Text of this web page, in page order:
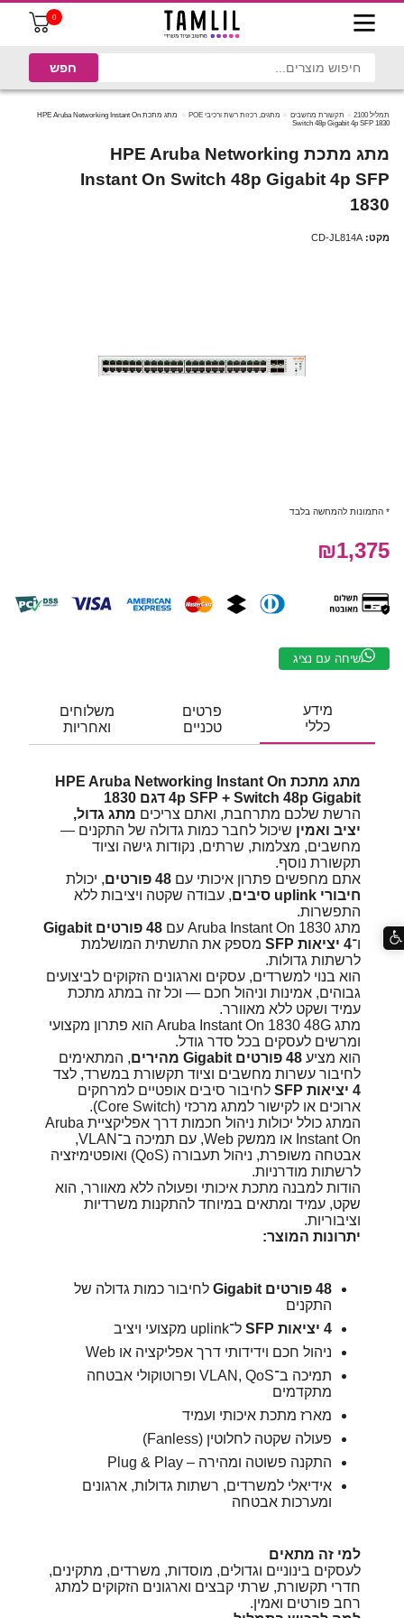
0
תמליל 2100 תקשורת מחשבים מתגים, רכזות רשת ורכיבי POE
מתג מתכת HPE Aruba Networking Instant On
Switch 48p Gigabit 4p SFP 1830
מתג מתכת HPE Aruba Networking
Instant On Switch 48p Gigabit 4p SFP
1830
מקט: CD-JL814A
* התמונות להמחשה בלבד
₪1,375
שיחה עם נציג
מידע
כללי
פרטים
טכניים
משלוחים
ואחריות
מתג מתכת HPE Aruba Networking Instant On
Switch 48p Gigabit + ‏4p SFP דגם 1830
הרשת שלכם מתרחבת, ואתם צריכים מתג גדול,
יציב ואמין שיכול לחבר כמות גדולה של התקנים —
מחשבים, מצלמות, שרתים, נקודות גישה וציוד
תקשורת נוסף.
אתם מחפשים פתרון איכותי עם 48 פורטים
, יכולת
חיבורי uplink סיבים
, עבודה שקטה ויציבות ללא
התפשרות.
מתג Aruba Instant On 1830 עם
48 פורטים Gigabit
ו־4 יציאות SFP
מספק את התשתית המושלמת
לרשתות גדולות.
הוא בנוי למשרדים, עסקים וארגונים הזקוקים לביצועים
גבוהים, אמינות וניהול חכם — וכל זה במתג מתכת
עמיד ושקט ללא מאוורר.
מתג Aruba Instant On 1830 48G הוא פתרון מקצועי
ומרשים לעסקים בכל סדר גודל.
הוא מציע 48 פורטים Gigabit מהירים
, המתאימים
לחיבור עשרות מחשבים וציוד תקשורת במשרד, לצד
4 יציאות SFP
לחיבור סיבים אופטיים למרחקים
ארוכים או לקישור למתג מרכזי (Core Switch).
המתג כולל יכולות ניהול חכמות דרך אפליקציית Aruba
Instant On או ממשק Web, עם תמיכה ב־VLAN,
אבטחה משופרת, ניהול תעבורה (QoS) ואופטימיזציה
לרשתות מודרניות.
הודות למבנה מתכת איכותי ופעולה ללא מאוורר, הוא
שקט, עמיד ומתאים במיוחד להתקנות משרדיות
וציבוריות.
יתרונות המוצר:
48 פורטים Gigabit
לחיבור כמות גדולה של
התקנים
4 יציאות SFP
ל־uplink מקצועי ויציב
ניהול חכם וידידותי דרך אפליקציה או Web
תמיכה ב־VLAN, QoS ופרוטוקולי אבטחה
מתקדמים
מארז מתכת איכותי ועמיד
פעולה שקטה לחלוטין (Fanless)
התקנה פשוטה ומהירה – Plug & Play
אידיאלי למשרדים, רשתות גדולות, ארגונים
ומערכות אבטחה
למי זה מתאים
לעסקים בינוניים וגדולים, מוסדות, משרדים, מתקינים,
חדרי תקשורת, שרתי קבצים וארגונים הזקוקים למתג
רחב פורטים ואמין.